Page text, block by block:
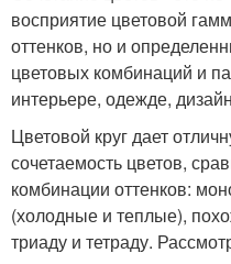
восприятие цветовой
оттенков, но и
цветовых комбинаций и
интерьере, одежде,
Цветовой круг дает
сочетаемость цветов,
комбинации оттенков:
(холодные и теплые),
триаду и тетраду.